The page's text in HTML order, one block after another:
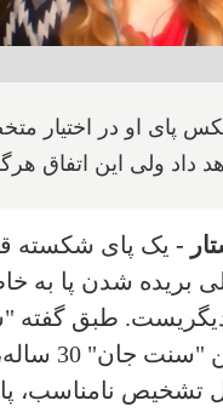
پای او در اختیار
داد ولی این اتفاق هرگز
- یک پای شکسته
بریده شدن پا به
طبق گفته
رایدآوت" ساکن
تشخیص نامناسب،